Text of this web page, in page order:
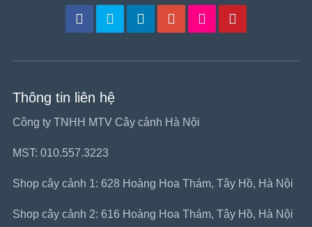
Thông tin liên hệ
Công ty TNHH MTV Cây cảnh Hà Nội
MST: 010.557.3223
Shop cây cảnh 1: 628 Hoàng Hoa Thám, Tây Hồ, Hà Nội
Shop cây cảnh 2: 616 Hoàng Hoa Thám, Tây Hồ, Hà Nội